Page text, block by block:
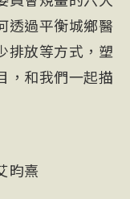
透過平衡城鄉醫
排放等方式，塑
，和我們一起描
昀熹